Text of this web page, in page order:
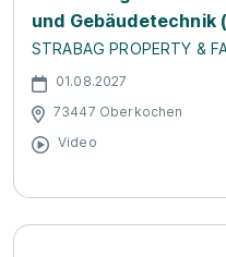
und
STRABAG PROPERTY &
01.08.2027
73447 Oberkochen
Video